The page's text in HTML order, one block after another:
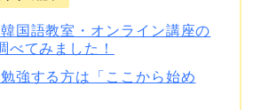
韓国語教室・オンライン講座の
べてみました！
強する方は「ここから始め